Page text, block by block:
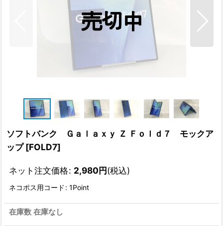
ソフトバンク Ｇａｌａｘｙ Ｚ Ｆｏｌｄ７ モックア
ップ [FOLD7]
ネット注文価格: 2,980円(税込)
ネコポス用コード : 1Point
在庫数 在庫なし